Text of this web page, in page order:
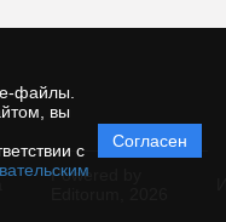
файлы.
вы
с
Согласен
Powered by